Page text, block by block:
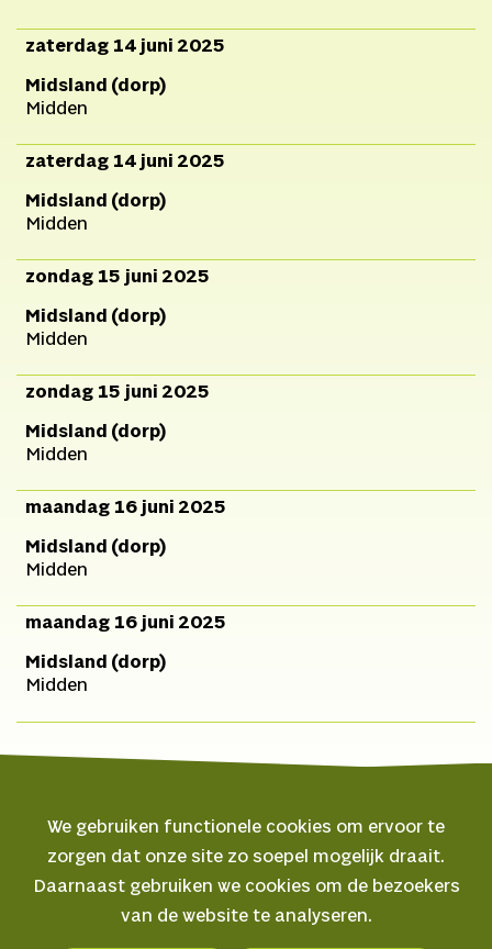
zaterdag 14 juni 2025
Midsland (dorp)
Midden
zaterdag 14 juni 2025
Midsland (dorp)
Midden
zondag 15 juni 2025
Midsland (dorp)
Midden
zondag 15 juni 2025
Midsland (dorp)
Midden
maandag 16 juni 2025
Midsland (dorp)
Midden
maandag 16 juni 2025
Midsland (dorp)
Midden
© 2026 Oerol
We gebruiken functionele cookies om ervoor te
zorgen dat onze site zo soepel mogelijk draait.
Daarnaast gebruiken we cookies om de bezoekers
van de website te analyseren.